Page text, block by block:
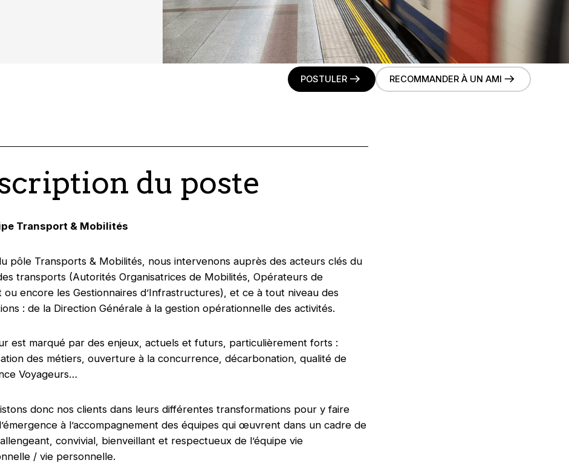
POSTULER RECOMMANDER À UN AMI
du poste
Transport & Mobilités
pôle Transports & Mobilités, nous intervenons auprès des acteurs clés du
transports (Autorités Organisatrices de Mobilités, Opérateurs de
encore les Gestionnaires d’Infrastructures), et ce à tout niveau des
: de la Direction Générale à la gestion opérationnelle des activités.
est marqué par des enjeux, actuels et futurs, particulièrement forts :
des métiers, ouverture à la concurrence, décarbonation, qualité de
Voyageurs…
donc nos clients dans leurs différentes transformations pour y faire
à l’accompagnement des équipes qui œuvrent dans un cadre de
convivial, bienveillant et respectueux de l’équipe vie
/ vie personnelle.